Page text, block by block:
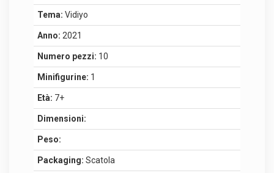
Tema: Vidiyo
Anno: 2021
Numero pezzi: 10
Minifigurine: 1
Età: 7+
Dimensioni:
Peso:
Packaging: Scatola